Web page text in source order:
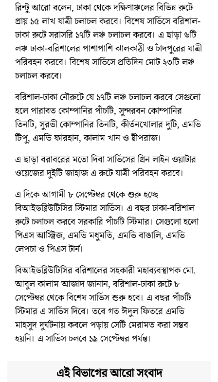
রিন্টু আরো বলেন, ঢাকা থেকে দক্ষিণাঞ্চলের বিভিন্ন রুটে
প্রায় ১৫ লাখ যাত্রী চলাচল করবে। বিশেষ সার্ভিসে বরিশাল-
ঢাকা রুটে সরাসরি ১৭টি লঞ্চ চলাচল করবে। এ ছাড়া ৬টি
লঞ্চ ঢাকা-বরিশালের পাশাপাশি ঝালকাঠী ও চাঁদপুরের যাত্রী
পরিবহন করবে। বিশেষ সার্ভিসে প্রতিদিন মোট ২৩টি লঞ্চ
চলাচল করবে।
বরিশাল-ঢাকা নৌরুটে যে ১৭টি লঞ্চ চলাচল করবে সেগুলো
হলে পারাবত কোম্পানির পাঁচটি, সুন্দরবন কোম্পানির
তিনটি, সুরভী কোম্পানির তিনটি, কীর্তনখোলার দুটি, এমভি
টিপু, এমভি ফারহান, কালাম খান ও দ্বীপরাজ।
এ ছাড়া বরাবরের মতো দিবা সার্ভিসের গ্রিন লাইন ওয়াটার
ওয়েজের দুইটি জাহাজ এ রুটে যাত্রী পরিবহন করবে।
এ দিকে আগামী ৮ সেপ্টেম্বর থেকে শুরু হচ্ছে
বিআইডব্লিউটিসির স্টিমার সার্ভিস। এ বছর ঢাকা-বরিশাল
রুটে চলাচল করবে সরকারি পাঁচটি স্টিমার। সেগুলো হলো
পিএস আস্ট্রিজ, এমভি মধুমতি, এমভি বাঙালি, এমভি
লেপচা ও পিএস টার্ন।
বিআইডব্লিউটিসির বরিশালের সহকারী মহাব্যবস্থাপক মো.
আবুল কালাম আজাদ জানান, বরিশাল-ঢাকা রুটে ৮
সেপ্টেম্বর থেকে বিশেষ সার্ভিস শুরু হবে। এ বছর পাঁচটি
স্টিমার এ সার্ভিস দিবে। তবে গত ঈদুল ফিতরে এমভি
মাহসুদ দুর্ঘটনায় কবলে পড়ায় সেটি মেরামত করা সম্ভব
হয়নি। এ সার্ভিস চলবে ১৯ সেপ্টেম্বর পর্যন্ত।
এই বিভাগের আরো সংবাদ